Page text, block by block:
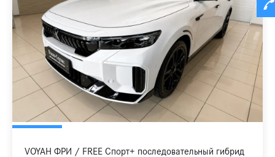
VOYAH ФРИ / FREE Спорт+ последовательный гибрид